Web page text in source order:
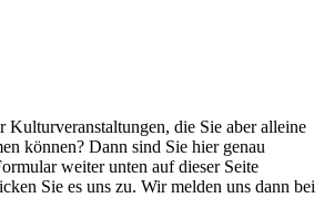
Kulturveranstaltungen, die Sie aber alleine
können? Dann sind Sie hier genau
weiter unten auf dieser Seite
Sie es uns zu. Wir melden uns dann bei